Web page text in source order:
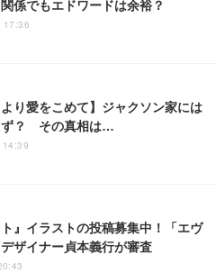
係でもエドワードは余裕？
17:36
より愛をこめて】ジャクソン家には
ず？ その真相は…
14:39
ト』イラストの投稿募集中！「エヴ
ザイナー貞本義行が審査